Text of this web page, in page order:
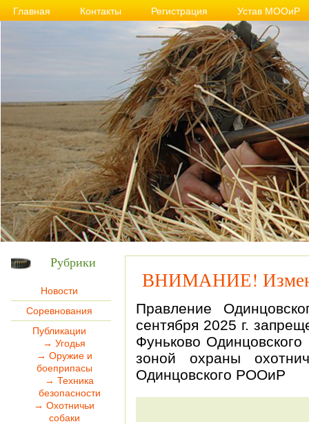
Главная Контакты Регистрация Устав МООиР
Рубрики
Новости
Соревнования
Публикации
→ Угодья
→ Оружие и
боеприпасы
→ Техника
безопасности
→ Охотничьи
собаки
ВНИМАНИЕ!
Правление
сентября 2025 г.
Фуньково
зоной охраны
Одинцовского РООиР